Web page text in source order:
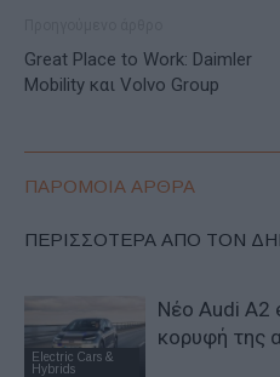
Great Place to Work: Daimler
Mobility και Volvo Group
ΠΑΡΟΜΟΙΑ ΑΡΘΡΑ
ΠΕΡΙΣΣΟΤΕΡΑ ΑΠΟ ΤΟΝ
Electric Cars &
Hybrids
Νέο Audi A2
κορυφή της